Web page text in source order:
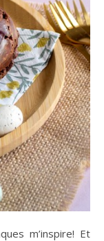
m’inspire! Et